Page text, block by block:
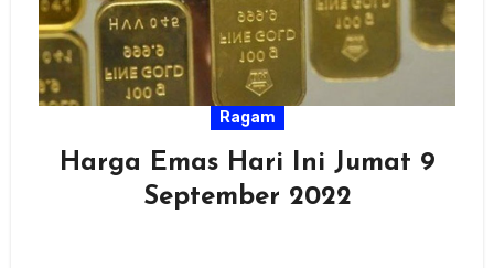
Ragam
Harga Emas Hari Ini Jumat 9
September 2022